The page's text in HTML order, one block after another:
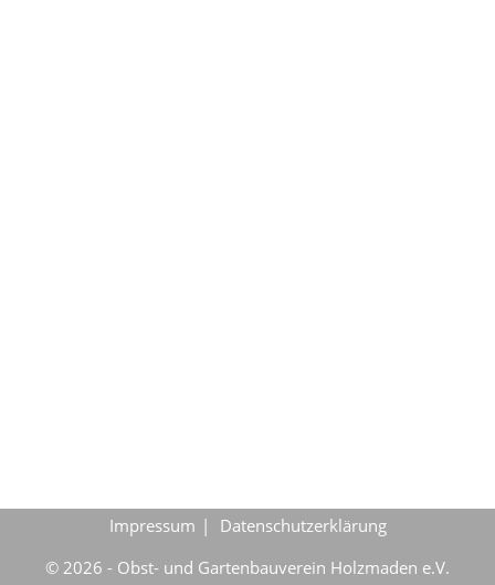
Impressum
Datenschutzerklärung
© 2026 - Obst- und Gartenbauverein Holzmaden e.V.